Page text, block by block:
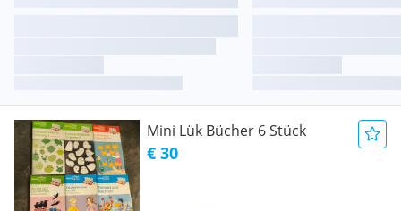
Mini Lük Bücher 6 Stück
€ 30